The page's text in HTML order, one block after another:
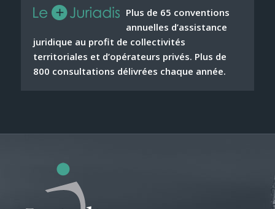
Plus de 65 conventions
annuelles d’assistance
juridique au profit de collectivités
territoriales et d’opérateurs privés. Plus de
800 consultations délivrées chaque année.